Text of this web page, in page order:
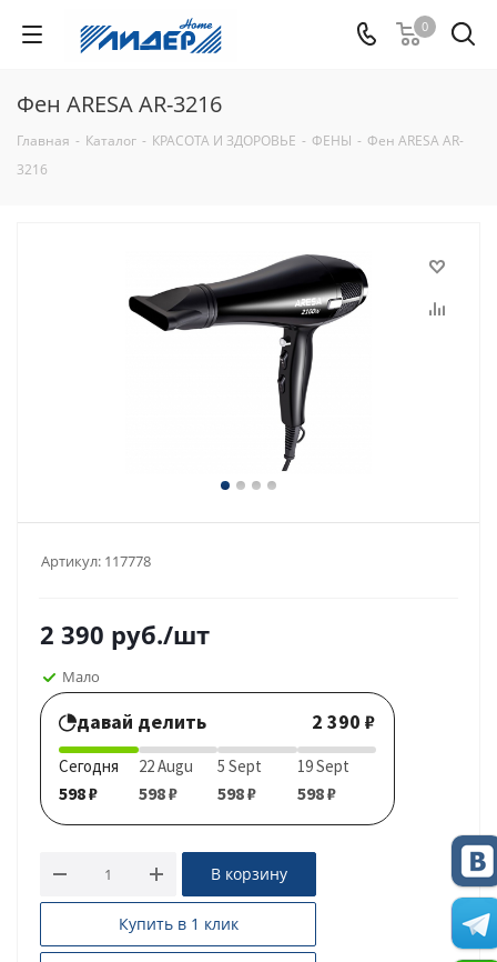
0
Фен ARESA AR-3216
Главная - Каталог - КРАСОТА И ЗДОРОВЬЕ - ФЕНЫ - Фен ARESA AR-
3216
Артикул: 117778
2 390 руб./шт
Мало
давай делить 2 390 ₽
Сегодня
598 ₽
22 Augu
598 ₽
5 Sept
598 ₽
19 Sept
598 ₽
В корзину
Купить в 1 клик